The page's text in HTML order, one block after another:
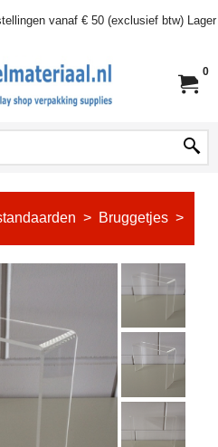
vanaf € 50 (exclusief btw)
0
> Bruggetjes >